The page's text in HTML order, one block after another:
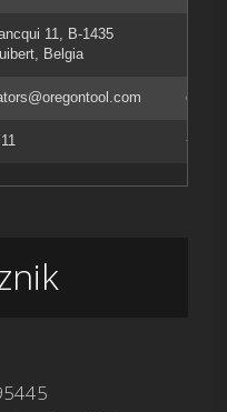
11, B-1435
Belgia
+32